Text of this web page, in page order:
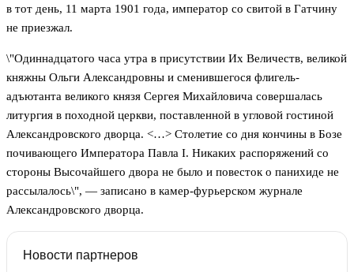
в тот день, 11 марта 1901 года, император со свитой в Гатчину
не приезжал.
\"Одиннадцатого часа утра в присутствии Их Величеств, великой
княжны Ольги Александровны и сменившегося флигель-
адъютанта великого князя Сергея Михайловича совершалась
литургия в походной церкви, поставленной в угловой гостиной
Александровского дворца. <…> Столетие со дня кончины в Бозе
почивающего Императора Павла I. Никаких распоряжений со
стороны Высочайшего двора не было и повесток о панихиде не
рассылалось\", — записано в камер-фурьерском журнале
Александровского дворца.
Новости партнеров